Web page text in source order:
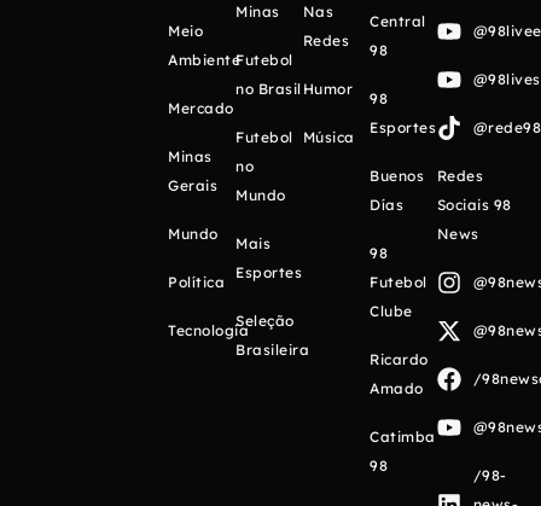
Meio
Ambiente
Mercado
Minas
Gerais
Mundo
Política
Tecnologia
Minas
Futebol
no Brasil
Futebol
no
Mundo
Mais
Esportes
Seleção
Brasileira
Nas
Redes
Humor
Música
Central
98
98
Esportes
Buenos
Días
98
Futebol
Clube
Ricardo
Amado
Catimba
98
Redes
Sociais 98
News
/
/98-